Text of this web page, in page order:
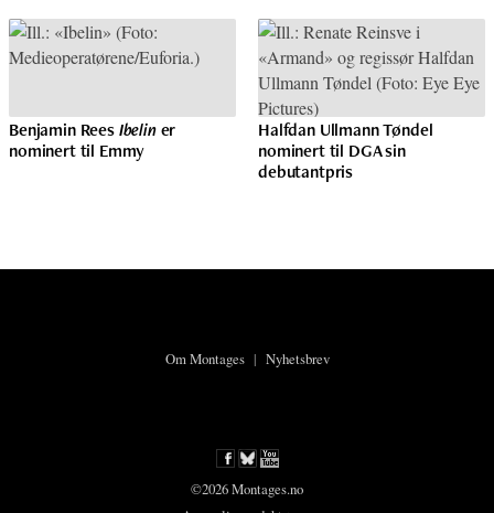
Benjamin ReesIbeliner
nominert til Emmy
Halfdan Ullmann Tøndel
nominert til DGA sin
debutantpris
Om Montages| Nyhetsbrev
©2026 Montages.no